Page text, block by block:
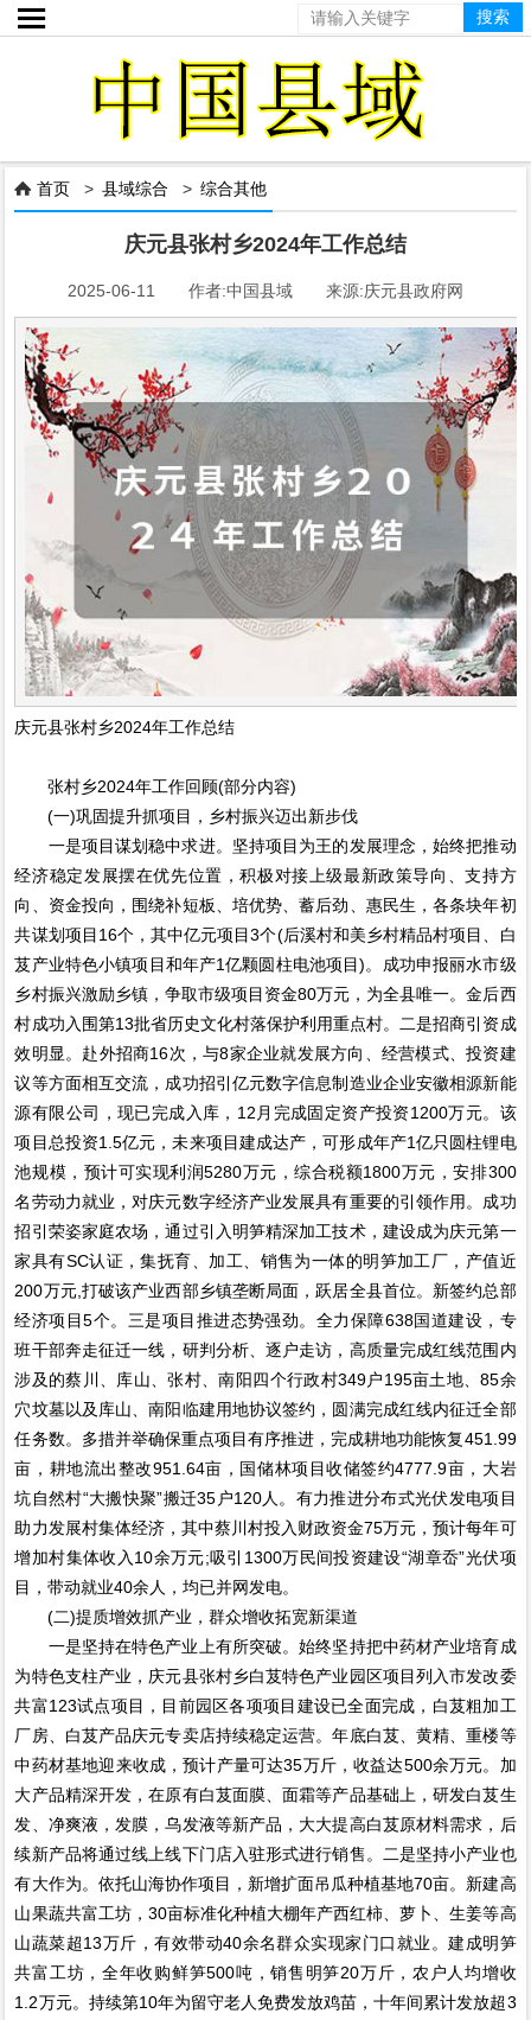

 首页 >县域综合 >综合其他
庆元县张村乡2024年工作总结
2025-06-11 作者:中国县域 来源:庆元县政府网
庆元县张村乡2024年工作总结
张村乡2024年工作回顾(部分内容)
(一)巩固提升抓项目，乡村振兴迈出新步伐
一是项目谋划稳中求进。坚持项目为王的发展理念，始终把推动
经济稳定发展摆在优先位置，积极对接上级最新政策导向、支持方
向、资金投向，围绕补短板、培优势、蓄后劲、惠民生，各条块年初
共谋划项目16个，其中亿元项目3个(后溪村和美乡村精品村项目、白
芨产业特色小镇项目和年产1亿颗圆柱电池项目)。成功申报丽水市级
乡村振兴激励乡镇，争取市级项目资金80万元，为全县唯一。金后西
村成功入围第13批省历史文化村落保护利用重点村。二是招商引资成
效明显。赴外招商16次，与8家企业就发展方向、经营模式、投资建
议等方面相互交流，成功招引亿元数字信息制造业企业安徽相源新能
源有限公司，现已完成入库，12月完成固定资产投资1200万元。该
项目总投资1.5亿元，未来项目建成达产，可形成年产1亿只圆柱锂电
池规模，预计可实现利润5280万元，综合税额1800万元，安排300
名劳动力就业，对庆元数字经济产业发展具有重要的引领作用。成功
招引荣姿家庭农场，通过引入明笋精深加工技术，建设成为庆元第一
家具有SC认证，集抚育、加工、销售为一体的明笋加工厂，产值近
200万元,打破该产业西部乡镇垄断局面，跃居全县首位。新签约总部
经济项目5个。三是项目推进态势强劲。全力保障638国道建设，专
班干部奔走征迁一线，研判分析、逐户走访，高质量完成红线范围内
涉及的蔡川、库山、张村、南阳四个行政村349户195亩土地、85余
穴坟墓以及库山、南阳临建用地协议签约，圆满完成红线内征迁全部
任务数。多措并举确保重点项目有序推进，完成耕地功能恢复451.99
亩，耕地流出整改951.64亩，国储林项目收储签约4777.9亩，大岩
坑自然村“大搬快聚”搬迁35户120人。有力推进分布式光伏发电项目
助力发展村集体经济，其中蔡川村投入财政资金75万元，预计每年可
增加村集体收入10余万元;吸引1300万民间投资建设“湖章岙”光伏项
目，带动就业40余人，均已并网发电。
(二)提质增效抓产业，群众增收拓宽新渠道
一是坚持在特色产业上有所突破。始终坚持把中药材产业培育成
为特色支柱产业，庆元县张村乡白芨特色产业园区项目列入市发改委
共富123试点项目，目前园区各项项目建设已全面完成，白芨粗加工
厂房、白芨产品庆元专卖店持续稳定运营。年底白芨、黄精、重楼等
中药材基地迎来收成，预计产量可达35万斤，收益达500余万元。加
大产品精深开发，在原有白芨面膜、面霜等产品基础上，研发白芨生
发、净爽液，发膜，乌发液等新产品，大大提高白芨原材料需求，后
续新产品将通过线上线下门店入驻形式进行销售。二是坚持小产业也
有大作为。依托山海协作项目，新增扩面吊瓜种植基地70亩。新建高
山果蔬共富工坊，30亩标准化种植大棚年产西红柿、萝卜、生姜等高
山蔬菜超13万斤，有效带动40余名群众实现家门口就业。建成明笋
共富工坊，全年收购鲜笋500吨，销售明笋20万斤，农户人均增收
1.2万元。持续第10年为留守老人免费发放鸡苗，十年间累计发放超3